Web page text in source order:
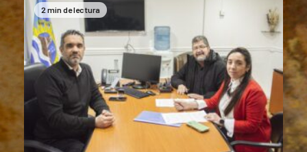
2 min de lectura